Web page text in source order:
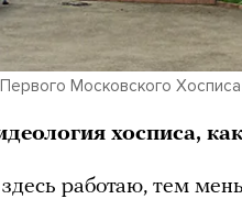
Московского Хосписа
хосписа, как
работаю, тем